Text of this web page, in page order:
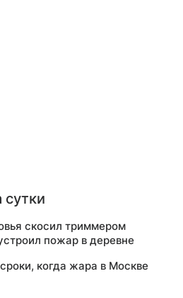
сутки
скосил триммером
пожар в деревне
когда жара в Москве